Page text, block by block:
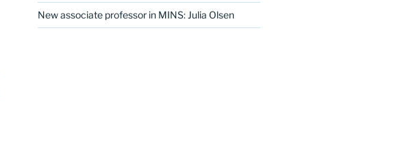
New associate professor in MINS: Julia Olsen